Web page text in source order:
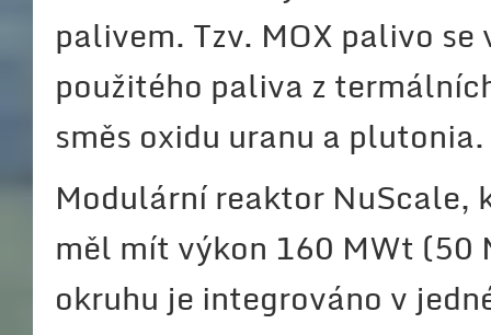
palivem. Tzv. MOX palivo
použitého paliva z
směs oxidu uranu a plutonia.
Modulární reaktor
měl mít výkon 160 MWt (50
okruhu je integrováno v